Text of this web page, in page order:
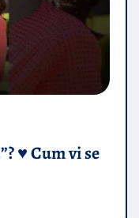
♥️ Cum vi se